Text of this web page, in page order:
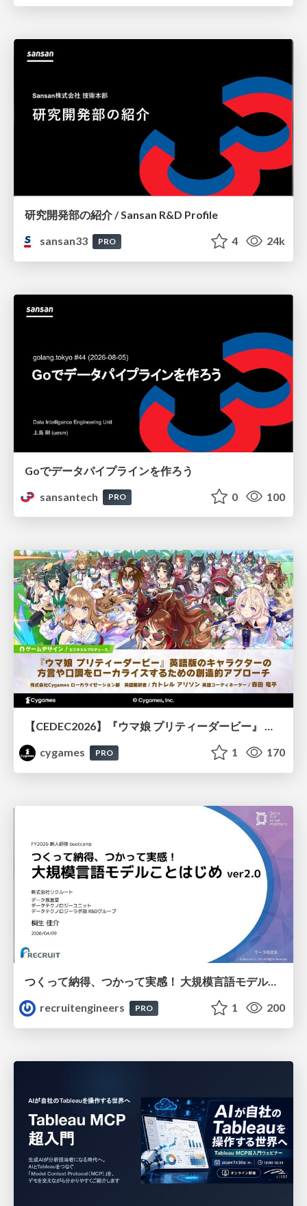
研究開発部の紹介 / Sansan R&D Profile
sansan33
PRO 4 24k
Goでデータパイプラインを作ろう
sansantech
PRO 0 100
【CEDEC2026】『ウマ娘 プリティーダービー』 英語版のキャラクターの方言や口調をローカライズするための創造的アプローチ
cygames
PRO 1 170
つくって納得、つかって実感！ 大規模言語モデルことはじめ ver2.0
recruitengineers
PRO 1 200